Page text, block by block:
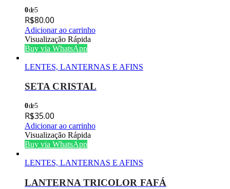
0de 5
R$80.00
Adicionar ao carrinho
Visualização Rápida
Buy via WhatsApp
LENTES, LANTERNAS E AFINS
SETA CRISTAL
0de 5
R$35.00
Adicionar ao carrinho
Visualização Rápida
Buy via WhatsApp
LENTES, LANTERNAS E AFINS
LANTERNA TRICOLOR FAFÁ